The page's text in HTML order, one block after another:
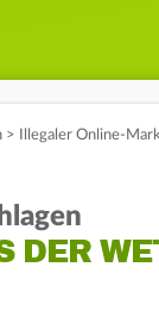
>
Illegaler Online-
DER